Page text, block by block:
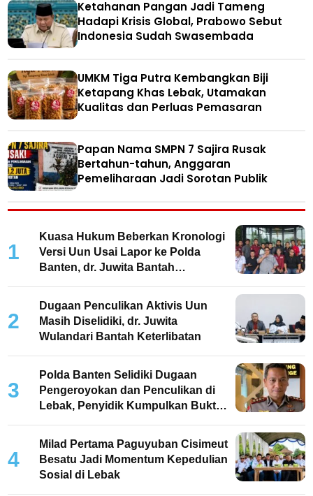
Ketahanan Pangan Jadi Tameng
Hadapi Krisis Global, Prabowo Sebut
Indonesia Sudah Swasembada
UMKM Tiga Putra Kembangkan Biji
Ketapang Khas Lebak, Utamakan
Kualitas dan Perluas Pemasaran
Papan Nama SMPN 7 Sajira Rusak
Bertahun-tahun, Anggaran
Pemeliharaan Jadi Sorotan Publik
1
Kuasa Hukum Beberkan Kronologi
Versi Uun Usai Lapor ke Polda
Banten, dr. Juwita Bantah
2
Dugaan Penculikan Aktivis Uun
Masih Diselidiki, dr. Juwita
Wulandari Bantah Keterlibatan
3
Polda Banten Selidiki Dugaan
Pengeroyokan dan Penculikan di
Lebak, Penyidik Kumpulkan Bukti
4
Milad Pertama Paguyuban Cisimeut
Besatu Jadi Momentum Kepedulian
Sosial di Lebak